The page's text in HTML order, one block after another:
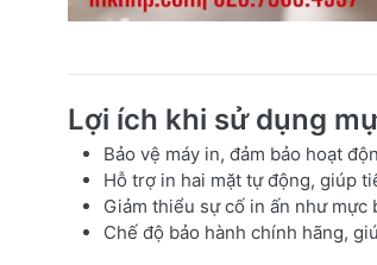
Lợi ích khi sử dụng
Bảo vệ máy in, đảm bảo hoạt
Hỗ trợ in hai mặt tự động, giúp
Giảm thiểu sự cố in ấn như mực
Chế độ bảo hành chính hãng,